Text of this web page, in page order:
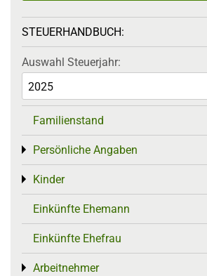
STEUERHANDBUCH:
Auswahl Steuerjahr:
Familienstand
Persönliche Angaben
Toggle menu
Kinder
Toggle menu
Einkünfte Ehemann
Einkünfte Ehefrau
Arbeitnehmer
Toggle menu